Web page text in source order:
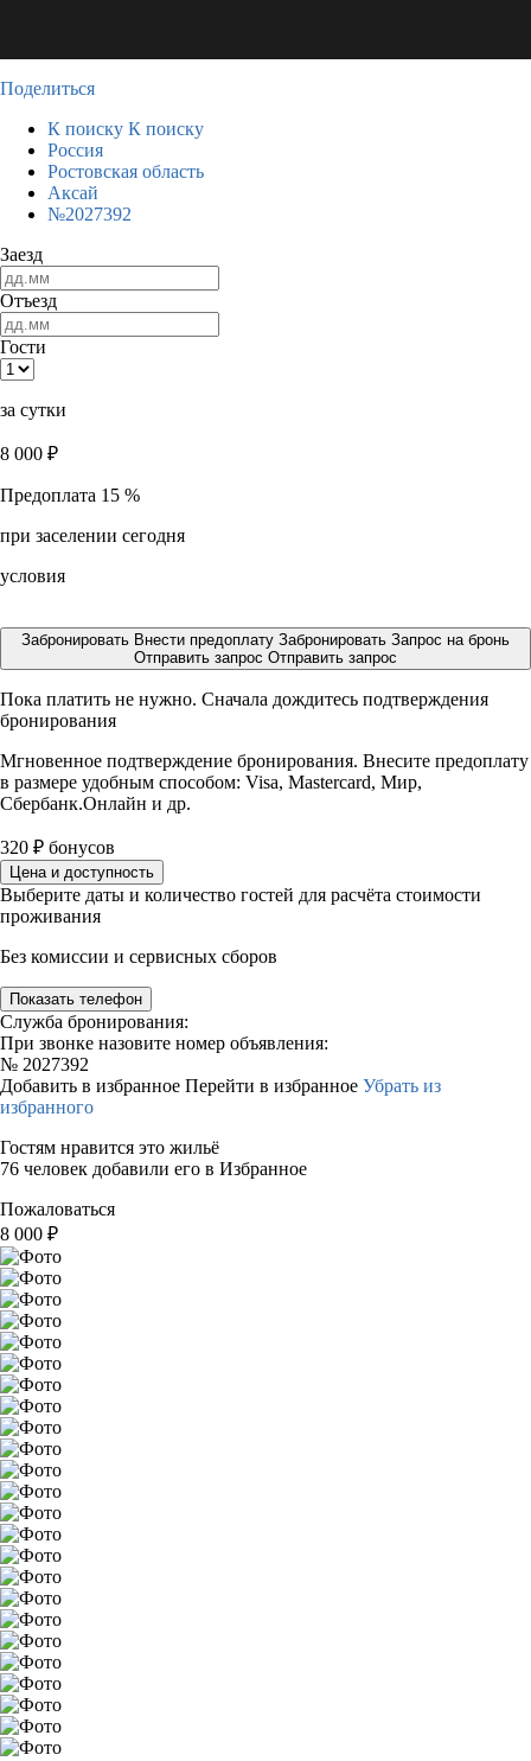
Поделиться
К поиску К поиску
Россия
Ростовская область
Аксай
№2027392
Заезд
Отъезд
Гости
за сутки
8 000 ₽
Предоплата 15 %
при заселении сегодня
условия
Забронировать Внести предоплату Забронировать Запрос на бронь
Отправить запрос Отправить запрос
Пока платить не нужно. Сначала дождитесь подтверждения
бронирования
Мгновенное подтверждение бронирования. Внесите предоплату
в размере удобным способом: Visa, Mastercard, Мир,
Сбербанк.Онлайн и др.
320 ₽ бонусов
Цена и доступность
Выберите даты и количество гостей для расчёта стоимости
проживания
Без комиссии и сервисных сборов
Показать телефон
Служба бронирования:
При звонке назовите номер объявления:
№ 2027392
Добавить в избранное Перейти в избранное Убрать из
избранного
Гостям нравится это жильё
76 человек добавили его в Избранное
Пожаловаться
8 000 ₽